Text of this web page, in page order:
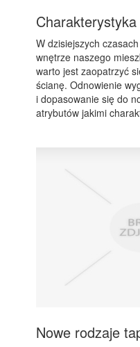
W dzisiejszych
wnętrze naszego
warto jest zaopatrzyć
ścianę. Odnowienie
i dopasowanie się do
atrybutów jakimi
Nowe rodzaje